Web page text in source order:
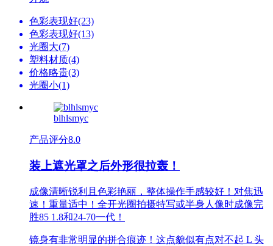
色彩表现好(23)
色彩表现好(13)
光圈大(7)
塑料材质(4)
价格略贵(3)
光圈小(1)
blhlsmyc
产品评分8.0
装上遮光罩之后外形很拉轰！
成像清晰锐利且色彩艳丽，整体操作手感较好！对焦迅
速！重量适中！全开光圈拍摄特写或半身人像时成像完
胜85 1.8和24-70一代！
镜身有非常明显的拼合痕迹！这点貌似有点对不起 L 头